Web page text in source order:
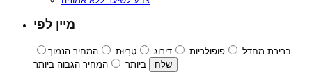
מיין לפי
ברירת מחדל פופולריות דירוג טְרִיוּת
המחיר הנמוך
ביותר
המחיר הגבוה ביותר